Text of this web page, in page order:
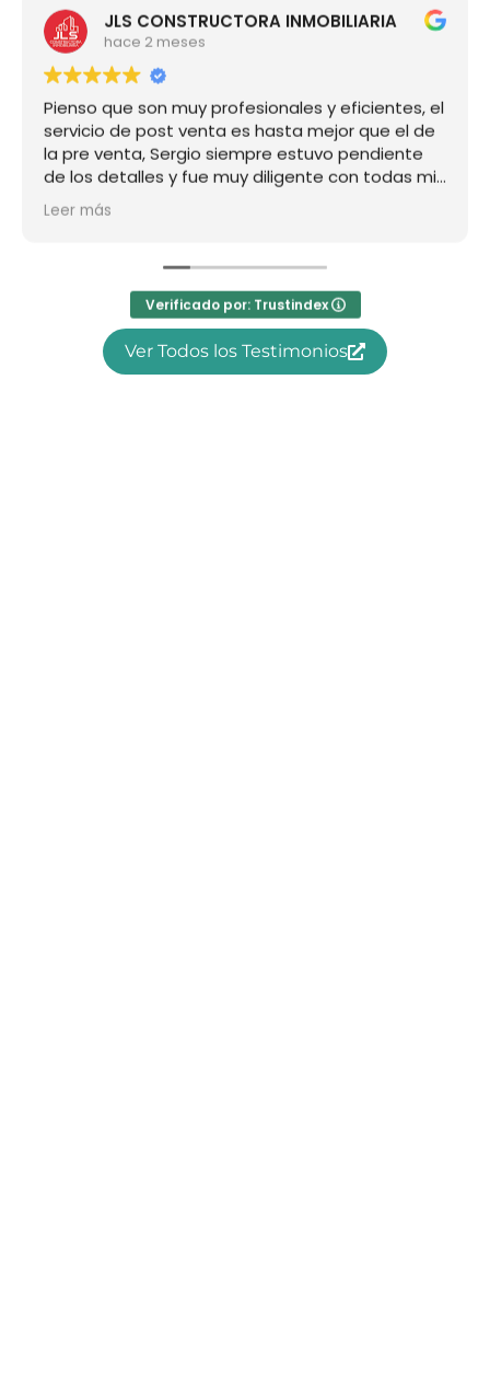
Pienso que son muy profesionales y eficientes, el
servicio de post venta es hasta mejor que el de
la pre venta, Sergio siempre estuvo pendiente
de los detalles y fue muy diligente con todas mis
preguntas, super recomendado, a nosotros nos
ha ido increíble!!!
Leer más
Verificado por: Trustindex
Ver Todos los Testimonios